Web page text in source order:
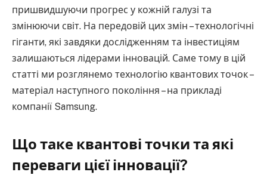
пришвидшуючи прогрес у кожній галузі та
змінюючи світ. На передовій цих змін – технологічні
гіганти, які завдяки дослідженням та інвестиціям
залишаються лідерами інновацій. Саме тому в цій
статті ми розглянемо технологію квантових точок –
матеріал наступного покоління – на прикладі
компанії Samsung.
Що таке квантові точки та які
переваги цієї інновації?